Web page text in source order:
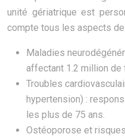
unité gériatrique est
compte tous les aspects
Maladies
affectant 1.2 million de
Troubles
hypertension) :
les plus de 75 ans.
Ostéoporose et